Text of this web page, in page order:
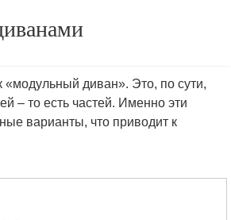
«модульный диван». Это, по сути,
– то есть частей. Именно эти
варианты, что приводит к